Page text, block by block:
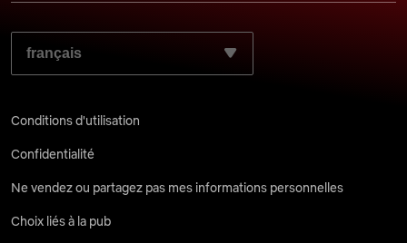
SÉLECTIONNEZ LA LANGUE DE VOTRE CHOIX :
Conditions d'utilisation
Confidentialité
Ne vendez ou partagez pas mes informations personnelles
Choix liés à la pub